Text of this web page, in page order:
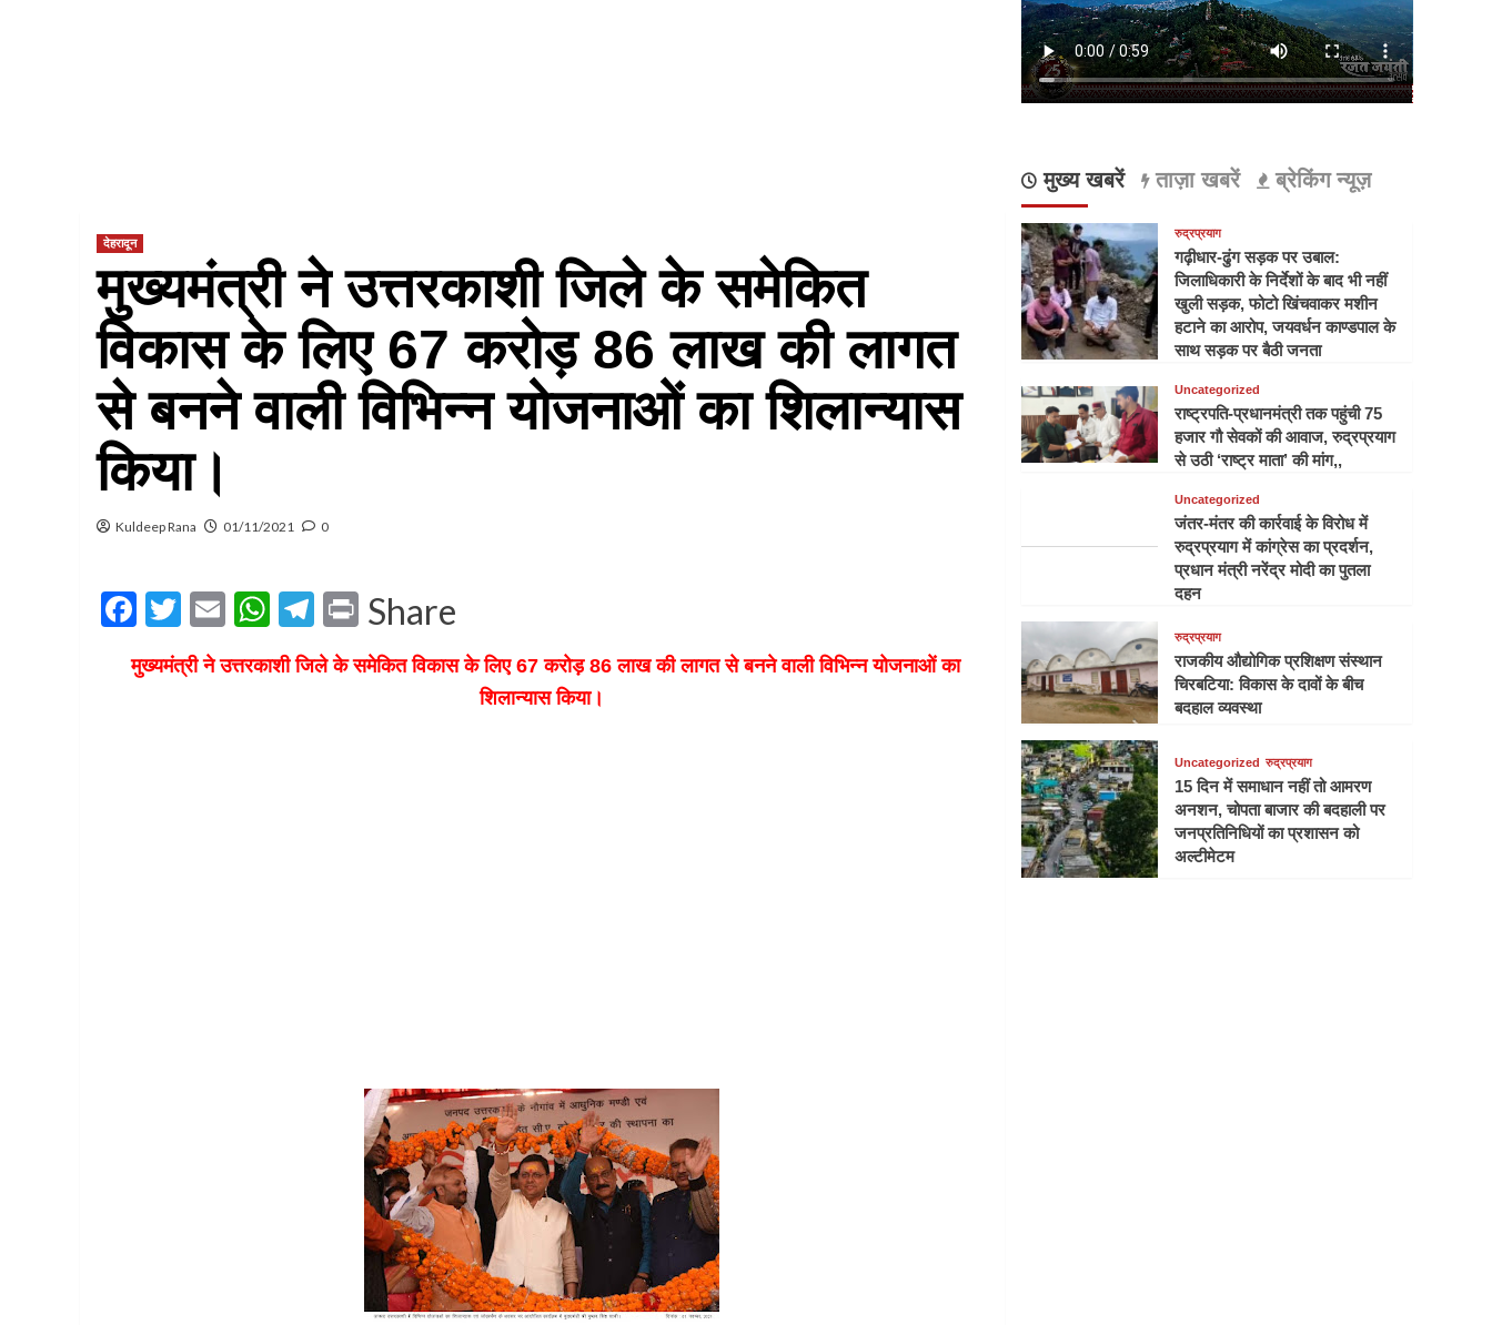
देहरादून
मुख्यमंत्री ने उत्तरकाशी जिले के समेकित
विकास के लिए 67 करोड़ 86 लाख की लागत
से बनने वाली विभिन्न योजनाओं का शिलान्यास
किया।
Kuldeep Rana 01/11/2021 0
Facebook
Twitter
EmailWhatsApp
Telegram
Print
Share
मुख्यमंत्री ने उत्तरकाशी जिले के समेकित विकास के लिए 67 करोड़ 86 लाख की लागत से बनने वाली विभिन्न योजनाओं का
शिलान्यास किया।
मुख्य खबरें ताज़ा खबरें ब्रेकिंग न्यूज़
रुद्रप्रयाग
गढ़ीधार-ढुंग सड़क पर उबाल:
जिलाधिकारी के निर्देशों के बाद भी नहीं
खुली सड़क, फोटो खिंचवाकर मशीन
हटाने का आरोप, जयवर्धन काण्डपाल के
साथ सड़क पर बैठी जनता
Uncategorized
राष्ट्रपति-प्रधानमंत्री तक पहुंची 75
हजार गौ सेवकों की आवाज, रुद्रप्रयाग
से उठी ‘राष्ट्र माता’ की मांग,,
Uncategorized
जंतर-मंतर की कार्रवाई के विरोध में
रुद्रप्रयाग में कांग्रेस का प्रदर्शन,
प्रधान मंत्री नरेंद्र मोदी का पुतला
दहन
रुद्रप्रयाग
राजकीय औद्योगिक प्रशिक्षण संस्थान
चिरबटिया: विकास के दावों के बीच
बदहाल व्यवस्था
Uncategorized रुद्रप्रयाग
15 दिन में समाधान नहीं तो आमरण
अनशन, चोपता बाजार की बदहाली पर
जनप्रतिनिधियों का प्रशासन को
अल्टीमेटम